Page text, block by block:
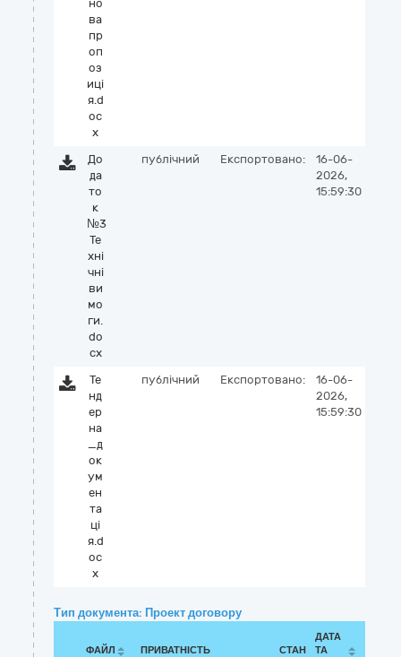
но
ва
пр
оп
оз
иці
я.d
oc
x
До
да
то
к
№3
Те
хні
чні
ви
мо
ги.
do
cx
публічний Експортовано:
16-06-
2026,
15:59:30
Те
нд
ер
на
_д
ок
ум
ен
та
ці
я.d
oc
x
публічний Експортовано:
16-06-
2026,
15:59:30
Тип документа: Проект договору
ФАЙЛ ПРИВАТНІСТЬ СТАН
ДАТА
ТА